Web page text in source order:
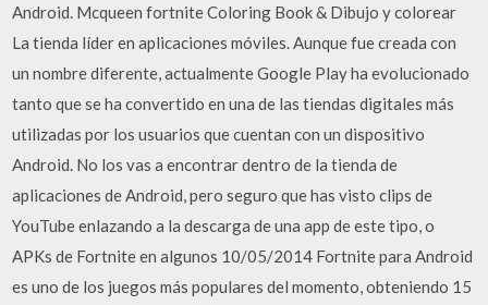
Android. Mcqueen fortnite Coloring Book & Dibujo y colorear
La tienda líder en aplicaciones móviles. Aunque fue creada con
un nombre diferente, actualmente Google Play ha evolucionado
tanto que se ha convertido en una de las tiendas digitales más
utilizadas por los usuarios que cuentan con un dispositivo
Android. No los vas a encontrar dentro de la tienda de
aplicaciones de Android, pero seguro que has visto clips de
YouTube enlazando a la descarga de una app de este tipo, o
APKs de Fortnite en algunos 10/05/2014 Fortnite para Android
es uno de los juegos más populares del momento, obteniendo 15